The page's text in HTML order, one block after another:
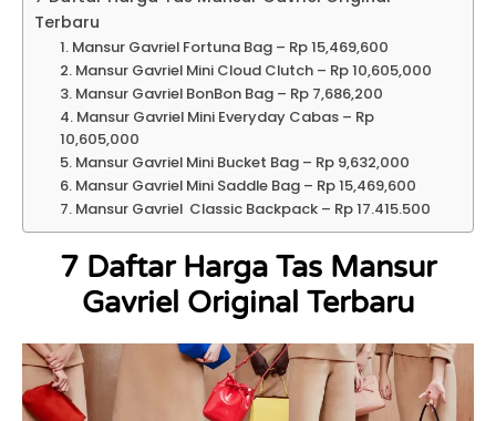
Terbaru
1. Mansur Gavriel Fortuna Bag – Rp 15,469,600
2. Mansur Gavriel Mini Cloud Clutch – Rp 10,605,000
3. Mansur Gavriel BonBon Bag – Rp 7,686,200
4. Mansur Gavriel Mini Everyday Cabas – Rp
10,605,000
5. Mansur Gavriel Mini Bucket Bag – Rp 9,632,000
6. Mansur Gavriel Mini Saddle Bag – Rp 15,469,600
7. Mansur Gavriel Classic Backpack – Rp 17.415.500
7 Daftar Harga Tas Mansur
Gavriel Original Terbaru